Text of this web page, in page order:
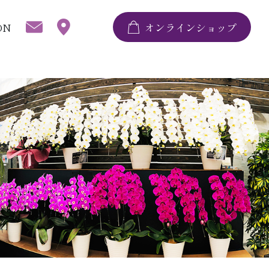
オンラインショップ